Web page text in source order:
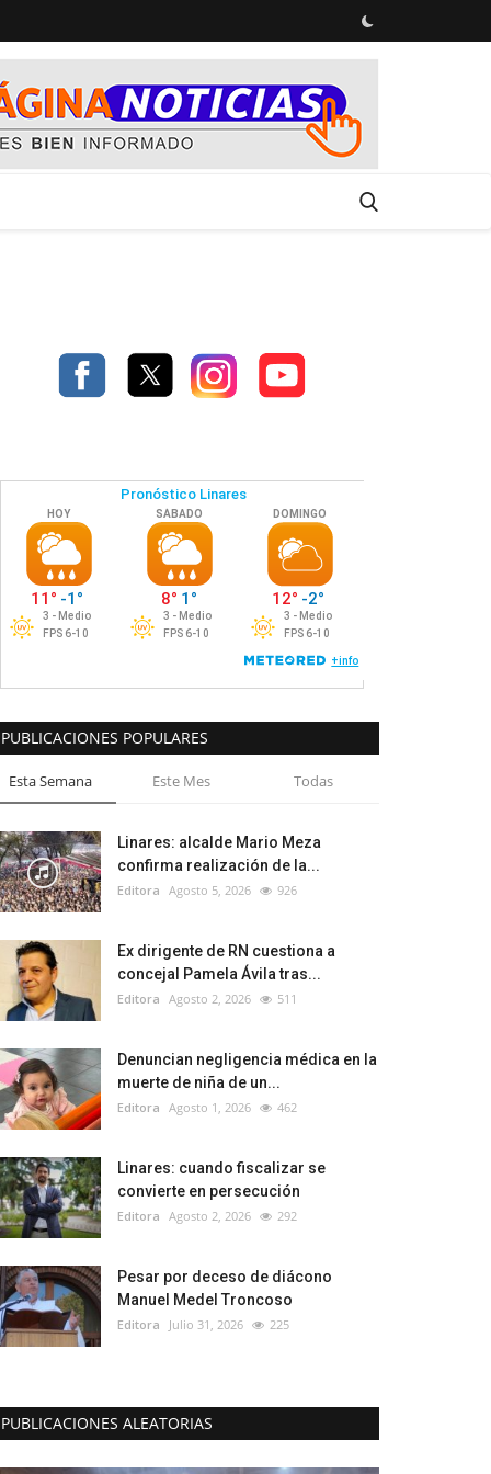
PUBLICACIONES POPULARES
Esta Semana Este Mes Todas
Linares: alcalde Mario Meza
confirma realización de la...
Editora Agosto 5, 2026 926
Ex dirigente de RN cuestiona a
concejal Pamela Ávila tras...
Editora Agosto 2, 2026 511
Denuncian negligencia médica en la
muerte de niña de un...
Editora Agosto 1, 2026 462
Linares: cuando fiscalizar se
convierte en persecución
Editora Agosto 2, 2026 292
Pesar por deceso de diácono
Manuel Medel Troncoso
Editora Julio 31, 2026 225
PUBLICACIONES ALEATORIAS